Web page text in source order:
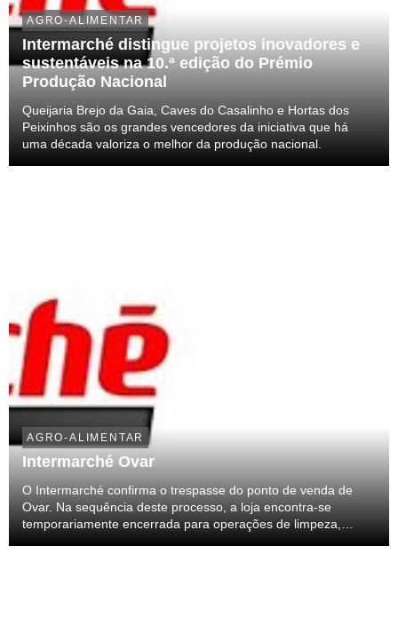
AGRO-ALIMENTAR
Intermarché distingue projetos inovadores e
sustentáveis na 10.ª edição do Prémio
Produção Nacional
Queijaria Brejo da Gaia, Caves do Casalinho e Hortas dos
Peixinhos são os grandes vencedores da iniciativa que há
uma década valoriza o melhor da produção nacional.
AGRO-ALIMENTAR
Intermarché Ovar
O Intermarché confirma o trespasse do ponto de venda de
Ovar. Na sequência deste processo, a loja encontra-se
temporariamente encerrada para operações de limpeza,